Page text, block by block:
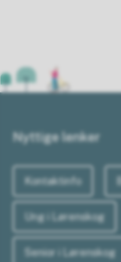
Nyttige lenker
Kontaktinfo
Ung i Lørenskog
Senior i Lørenskog